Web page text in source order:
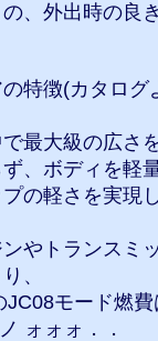
、外出時の良
特徴(カタログ
最大級の広さ
、ボディを軽
の軽さを実現
やトランスミ
、
JC08モード燃費
ォォォ．．